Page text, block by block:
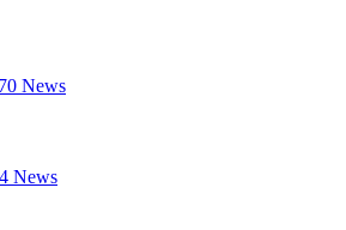
News
News